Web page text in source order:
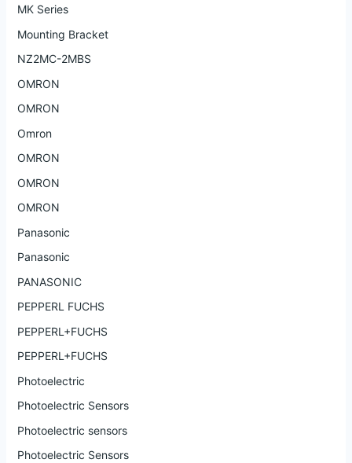
MK Series
Mounting Bracket
NZ2MC-2MBS
OMRON
OMRON
Omron
OMRON
OMRON
OMRON
Panasonic
Panasonic
PANASONIC
PEPPERL FUCHS
PEPPERL+FUCHS
PEPPERL+FUCHS
Photoelectric
Photoelectric Sensors
Photoelectric sensors
Photoelectric Sensors